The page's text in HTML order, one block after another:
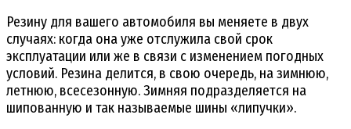
Резину для вашего автомобиля вы меняете в двух
случаях: когда она уже отслужила свой срок
эксплуатации или же в связи с изменением погодных
условий. Резина делится, в свою очередь, на зимнюю,
летнюю, всесезонную. Зимняя подразделяется на
шипованную и так называемые шины «липучки».